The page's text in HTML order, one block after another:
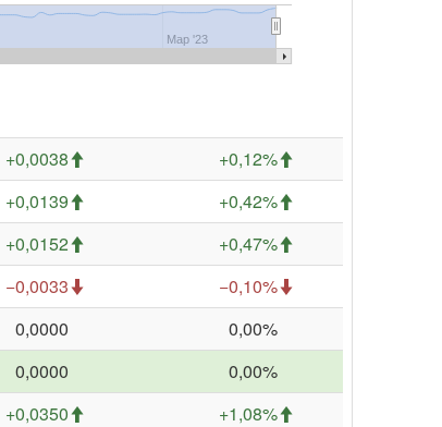
Мар '23
+0,0038
+0,12%
+0,0139
+0,42%
+0,0152
+0,47%
−0,0033
−0,10%
0,0000
0,00%
0,0000
0,00%
+0,0350
+1,08%